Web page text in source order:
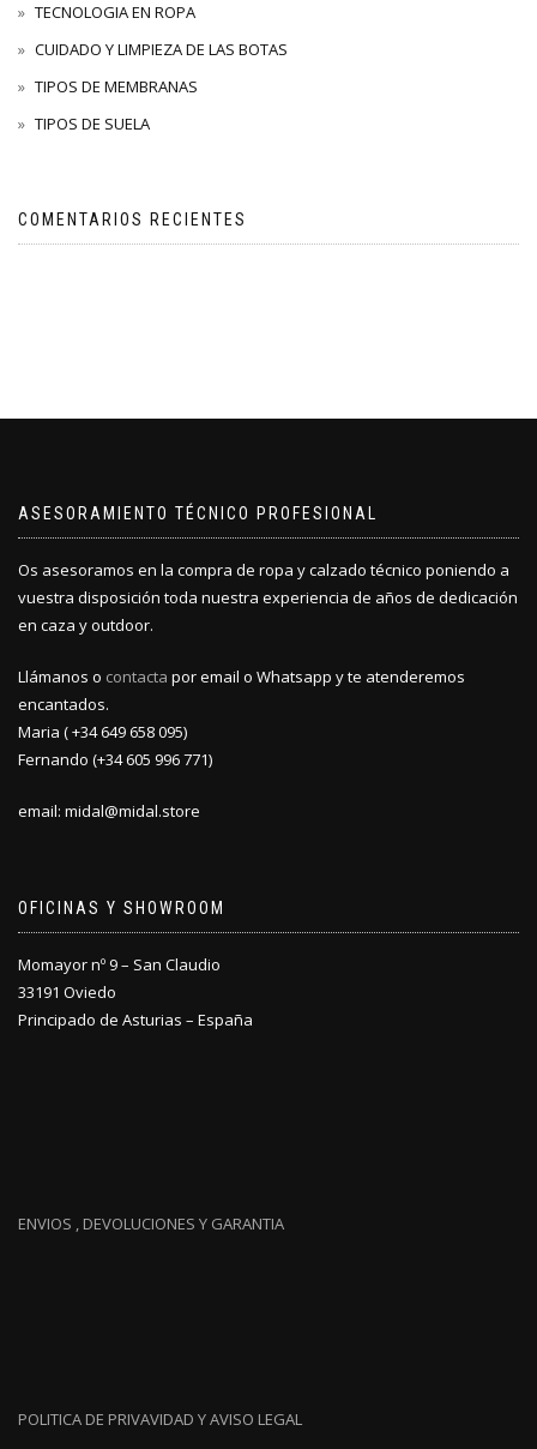
TECNOLOGIA EN ROPA
CUIDADO Y LIMPIEZA DE LAS BOTAS
TIPOS DE MEMBRANAS
TIPOS DE SUELA
COMENTARIOS RECIENTES
ASESORAMIENTO TÉCNICO PROFESIONAL
Os asesoramos en la compra de ropa y calzado técnico poniendo a
vuestra disposición toda nuestra experiencia de años de dedicación
en caza y outdoor.
Llámanos o contacta por email o Whatsapp y te atenderemos
encantados.
Maria ( +34 649 658 095)
Fernando (+34 605 996 771)
email: midal@midal.store
OFICINAS Y SHOWROOM
Momayor nº 9 – San Claudio
33191 Oviedo
Principado de Asturias – España
ENVIOS , DEVOLUCIONES Y GARANTIA
POLITICA DE PRIVAVIDAD Y AVISO LEGAL